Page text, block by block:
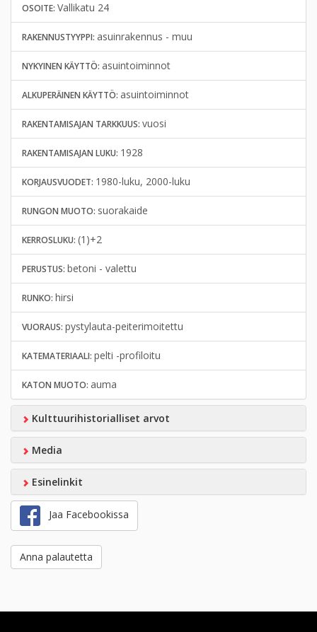
OSOITE: Vallikatu 24
RAKENNUSTYYPPI: asuinrakennus - muu
NYKYINEN KÄYTTÖ: asuintoiminnot
ALKUPERÄINEN KÄYTTÖ: asuintoiminnot
RAKENTAMISAJAN TARKKUUS: vuosi
RAKENTAMISAJAN LUKU: 1928
KORJAUSVUODET: 1980-luku, 2000-luku
RUNGON MUOTO: suorakaide
KERROSLUKU: (1)+2
PERUSTUS: betoni - valettu
RUNKO: hirsi
VUORAUS: pystylauta-peiterimoitettu
KATEMATERIAALI: pelti -profiloitu
KATON MUOTO: auma
Kulttuurihistorialliset arvot
Media
Esinelinkit
Jaa Facebookissa
Anna palautetta